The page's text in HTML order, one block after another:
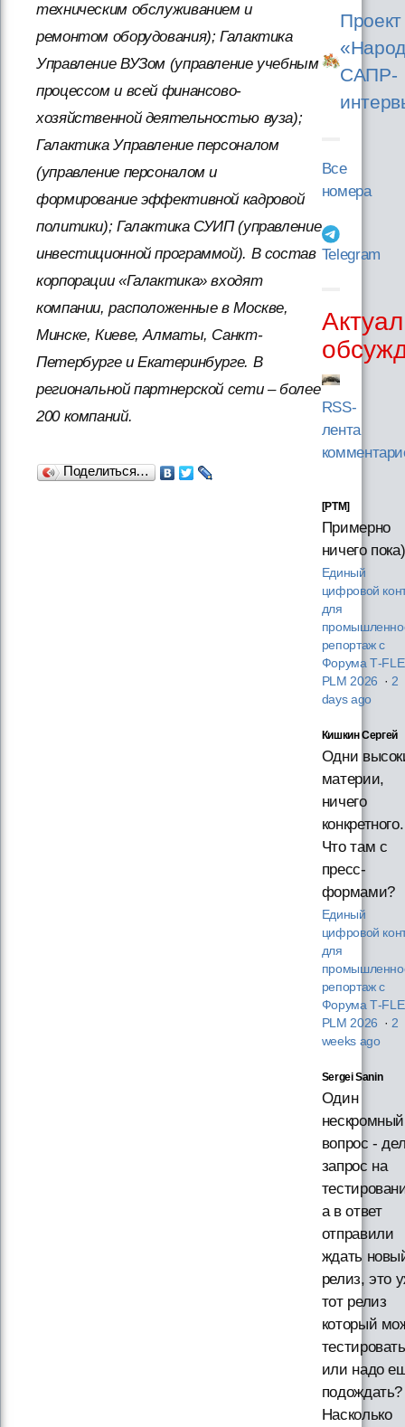
техническим обслуживанием и
ремонтом оборудования); Галактика
Управление ВУЗом (управление учебным
процессом и всей финансово-
хозяйственной деятельностью вуза);
Галактика Управление персоналом
(управление персоналом и
формирование эффективной кадровой
политики); Галактика СУИП (управление
инвестиционной программой). В состав
корпорации «Галактика» входят
компании, расположенные в Москве,
Минске, Киеве, Алматы, Санкт-
Петербурге и Екатеринбурге. В
региональной партнерской сети – более
200 компаний.
Поделиться…
Проект
САПР-
Все
номера
Telegram
RSS-
лента
[PTM]
Примерно
ничего пока)
Единый
цифровой
для
репортаж с
Форума
PLM 2026 ·2
days ago
Кишкин Сергей
Одни
материи,
ничего
конкретного.
Что там с
пресс-
формами?
Единый
цифровой
для
репортаж с
Форума
PLM 2026 ·2
weeks ago
Sergei Sanin
Один
нескромный
вопрос -
запрос на
а в ответ
отправили
ждать
релиз, это
тот релиз
который
или надо
подождать?
Насколько